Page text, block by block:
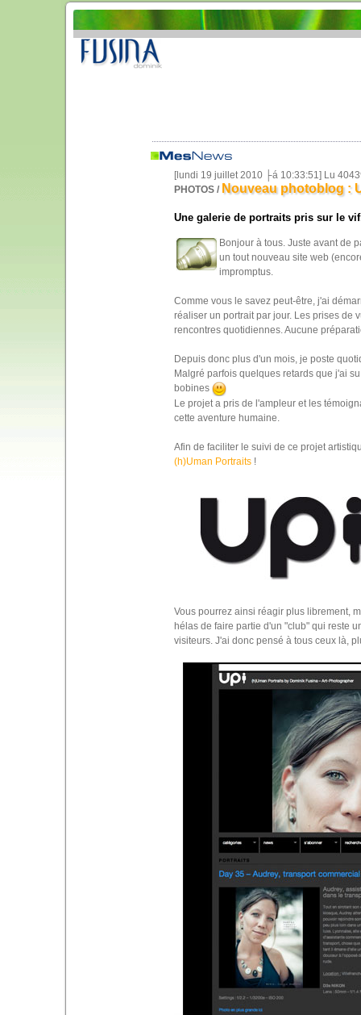
[lundi 19 juillet 2010 ├á 10:33:51] Lu
PHOTOS / Nouveau photoblog :
Une galerie de portraits pris sur le
Bonjour à tous. Juste avant de
un tout nouveau site web
impromptus.
Comme vous le savez peut-être, j'ai
réaliser un portrait par jour. Les prises de
rencontres quotidiennes. Aucune
Depuis donc plus d'un mois, je poste
Malgré parfois quelques retards que j'ai
bobines
Le projet a pris de l'ampleur et les
cette aventure humaine.
Afin de faciliter le suivi de ce projet
(h)Uman Portraits!
Vous pourrez ainsi réagir plus librement,
hélas de faire partie d'un "club" qui reste
visiteurs. J'ai donc pensé à tous ceux là,